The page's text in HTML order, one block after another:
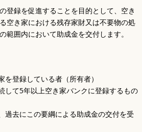
登録を促進することを目的として、空き
空き家における残存家財又は不要物の処
範囲内において助成金を交付します。
を登録している者（所有者）
して5年以上空き家バンクに登録するもの
過去にこの要綱による助成金の交付を受